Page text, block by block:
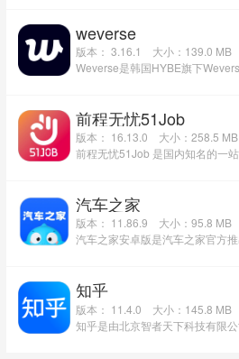
weverse
版本： 3.16.1
大小：139.0 MB
前程无忧51Job
版本： 16.13.0
大小：258.5 MB
汽车之家
版本： 11.86.9
大小：95.8 MB
知乎
版本： 11.4.0
大小：145.8 MB